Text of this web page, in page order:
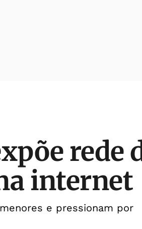
rede
internet
e pressionam por